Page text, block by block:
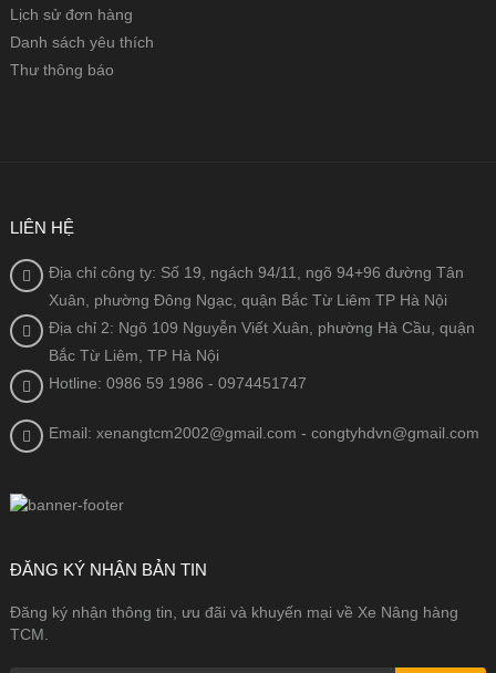
Lịch sử đơn hàng
Danh sách yêu thích
Thư thông báo
LIÊN HỆ
Địa chỉ công ty: Số 19, ngách 94/11, ngõ 94+96 đường Tân
Xuân, phường Đông Ngạc, quận Bắc Từ Liêm TP Hà Nội
Địa chỉ 2: Ngõ 109 Nguyễn Viết Xuân, phường Hà Cầu, quận
Bắc Từ Liêm, TP Hà Nội
Hotline: 0986 59 1986 - 0974451747
Email: xenangtcm2002@gmail.com - congtyhdvn@gmail.com
ĐĂNG KÝ NHẬN BẢN TIN
Đăng ký nhận thông tin, ưu đãi và khuyến mại về Xe Nâng hàng
TCM.